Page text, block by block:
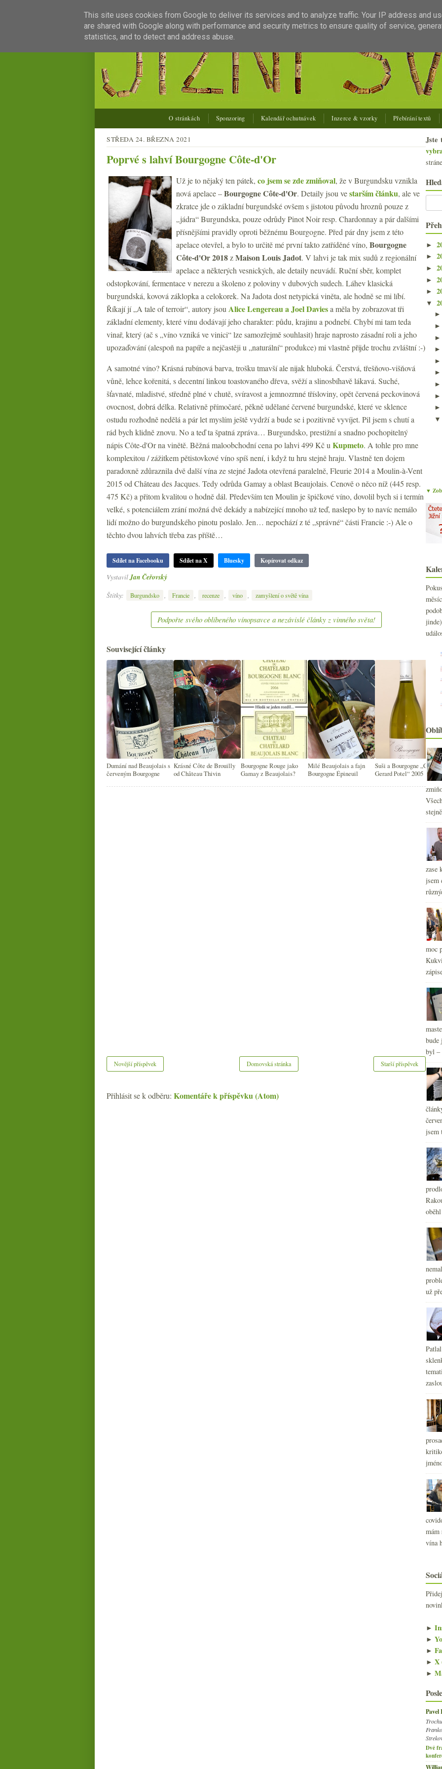
O stránkách Sponzoring Kalendář ochutnávek Inzerce & vzorky Přebírání textů
STŘEDA 24. BŘEZNA 2021
Poprvé s lahví Bourgogne Côte-d'Or
Už je to nějaký ten pátek, co jsem se zde zmiňoval, že v Burgundsku vznikla
nová apelace –Bourgogne Côte-d'Or. Detaily jsou vestarším článku, ale ve
zkratce jde o základní burgundské ovšem s jistotou původu hroznů pouze z
„jádra“ Burgundska, pouze odrůdy Pinot Noir resp. Chardonnay a pár dalšími
přísnějšími pravidly oproti běžnému Bourgogne. Před pár dny jsem z této
apelace otevřel, a bylo to určitě mé první takto zatříděné víno, Bourgogne
Côte-d'Or 2018zMaison Louis Jadot. V lahvi je tak mix sudů z regionální
apelace a některých vesnických, ale detaily neuvádí. Ruční sběr, komplet
odstopkování, fermentace v nerezu a školeno z poloviny v dubových sudech. Láhev klasická
burgundská, kovová záklopka a celokorek. Na Jadota dost netypická viněta, ale hodně se mi líbí.
Říkají jí „A tale of terroir“, autory jsou Alice Lengereau a Joel Daviesa měla by zobrazovat tři
základní elementy, které vínu dodávají jeho charakter: půdu, krajinu a podnebí. Chybí mi tam teda
vinař, který (ač s „víno vzniká ve vinici“ lze samozřejmě souhlasit) hraje naprosto zásadní roli a jeho
upozaďování (alespoň na papíře a nejčastěji u „naturální“ produkce) mi vlastně přijde trochu zvláštní :-)
A samotné víno? Krásná rubínová barva, trošku tmavší ale nijak hluboká. Čerstvá, třešňovo-višňová
vůně, lehce kořenitá, s decentní linkou toastovaného dřeva, svěží a slinosbíhavě lákavá. Suché,
šťavnaté, mladistvé, středně plné v chutě, svíravost a jemnozrnné třísloviny, opět červená peckovinová
ovocnost, dobrá délka. Relativně přímočaré, pěkně udělané červené burgundské, které ve sklence
ostudu rozhodně nedělá a pár let myslím ještě vydrží a bude se i pozitivně vyvíjet. Pil jsem s chutí a
rád bych klidně znovu. No a teď ta špatná zpráva… Burgundsko, prestižní a snadno pochopitelný
nápis Côte-d'Or na vinětě. Běžná maloobchodní cena po lahvi 499 Kč u Kupmeto. A tohle pro mne
komplexitou / zážitkem pětistovkové víno spíš není, i když tu hru stejně hraju. Vlastně ten dojem
paradoxně zdůraznila dvě další vína ze stejné Jadota otevřená paralelně, Fleurie 2014 a Moulin-à-Vent
2015 od Château des Jacques. Tedy odrůda Gamay a oblast Beaujolais. Cenově o něco níž (445 resp.
475 Kč) a přitom kvalitou o hodně dál. Především ten Moulin je špičkové víno, dovolil bych si i termín
velké, s potenciálem zrání možná dvě dekády a nabízející mnoho už teď, naslepo by to navíc nemálo
lidí možno do burgundského pinotu poslalo. Jen… nepochází z té „správné“ části Francie :-) Ale o
těchto dvou lahvích třeba zas příště…
Sdílet na Facebooku Sdílet na X Bluesky Kopírovat odkaz
VystavilJan Čeřovský
Štítky:
Burgundsko Francie recenze víno zamyšlení o světě vína
Podpořte svého oblíbeného vínopsavce a nezávislé články z vinného světa!
Související články
Dumání nad Beaujolais s
červeným Bourgogne
Krásné Côte de Brouilly
od Château Thivin
Bourgogne Rouge jako
Gamay z Beaujolais?
Milé Beaujolais a fajn
Bourgogne Épineuil
Suši a Bourgogne „Cuvée
Gerard Potel“ 2005
Novější příspěvek Starší příspěvek
Domovská stránka
Přihlásit se k odběru: Komentáře k příspěvku (Atom)
Jste
►
►
►
►
►
▼
►
►
►
►
►
►
►
►
►
▼
zase
jsem
moc
bude
byl –
jsem
už
mám
vína
►
►
►
► X
►
Pavel
Dvě
This site uses cookies from Google to deliver its services and to analyze traffic. Your IP address and
are shared with Google along with performance and security metrics to ensure quality of service,
statistics, and to detect and address abuse.